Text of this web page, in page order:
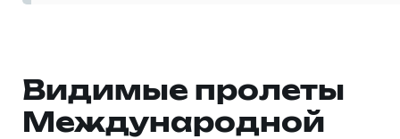
Видимые пролеты
Международной